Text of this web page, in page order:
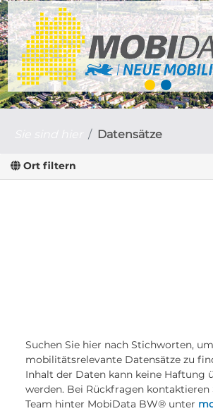
Datensätze
Ort filtern
Suchen Sie hier nach Stichworten,
mobilitätsrelevante Datensätze zu
Inhalt der Daten kann keine Haftung
werden. Bei Rückfragen kontaktieren
Team hinter MobiData BW® unter